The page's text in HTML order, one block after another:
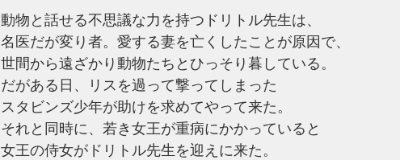
動物と話せる不思議な力を持つドリトル先生は、
名医だが変り者。愛する妻を亡くしたことが原因で、
世間から遠ざかり動物たちとひっそり暮している。
だがある日、リスを過って撃ってしまった
スタビンズ少年が助けを求めてやって来た。
それと同時に、若き女王が重病にかかっていると
女王の侍女がドリトル先生を迎えに来た。